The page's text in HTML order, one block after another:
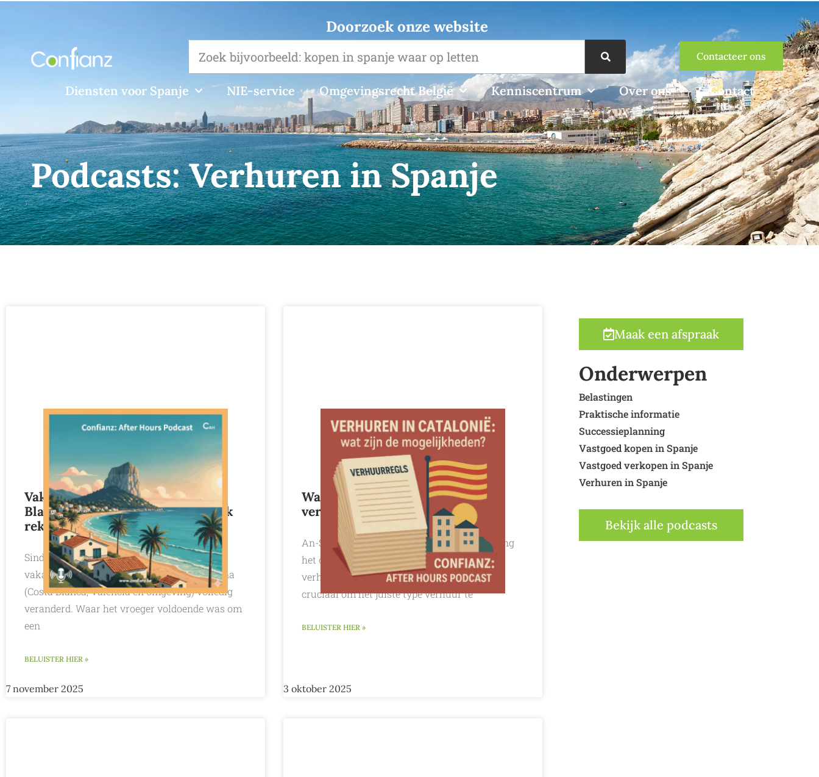
Doorzoek onze website
Contacteer ons
Diensten voor Spanje NIE-service Omgevingsrecht België Kenniscentrum Over ons Contact
Podcasts:Verhuren in Spanje
Vakantieverhuren in de Costa
Blanca – met welke regels moet ik
rekening houden?
Sinds 2024 is de regelgeving rond
vakantieverhuur in de Comunidad Valenciana
(Costa Blanca, Valencia en omgeving) volledig
veranderd. Waar het vroeger voldoende was om
een
BELUISTER HIER »
7 november 2025
Wat zijn de verschillende
verhuurregels in Catalonië?
An-Sofie en Glenn bespreken in deze aflevering
het complexe web van de Catalaanse
verhuurwetgeving. Voor eigenaars is het
cruciaal om het juiste type verhuur te
BELUISTER HIER »
3 oktober 2025
Maak een afspraak
Onderwerpen
Belastingen
Praktische informatie
Successieplanning
Vastgoed kopen in Spanje
Vastgoed verkopen in Spanje
Verhuren in Spanje
Bekijk alle podcasts